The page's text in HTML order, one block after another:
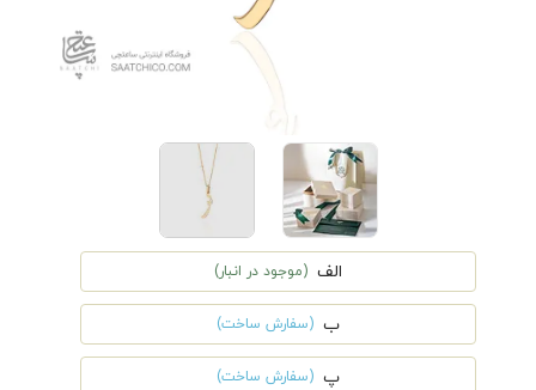
الف (موجود در انبار)
ب (سفارش ساخت)
پ (سفارش ساخت)